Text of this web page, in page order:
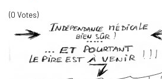
(0 Votes)